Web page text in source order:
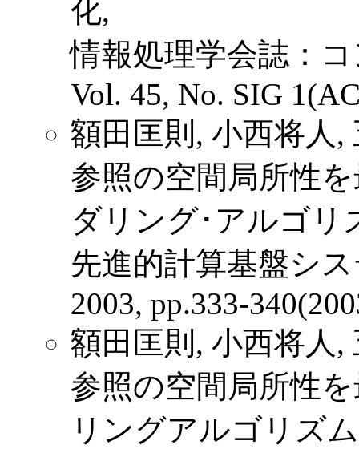
化,
情報処理学会誌：
Vol. 45, No. SIG
額田匡則, 小西将人
参照の空間局所性
ダリング･アルゴリ
先進的計算基盤シ
2003, pp.333-
額田匡則, 小西将人
参照の空間局所性
リングアルゴリズ